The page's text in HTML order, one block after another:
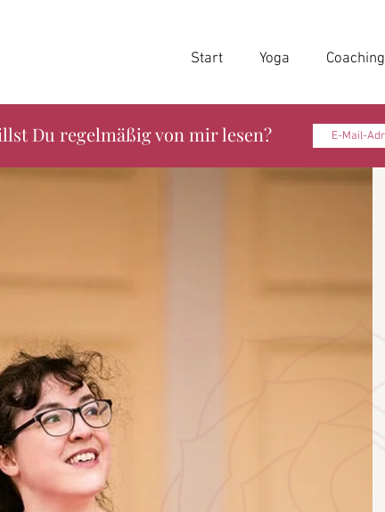
Start Yoga Coaching
Du regelmäßig von mir lesen?